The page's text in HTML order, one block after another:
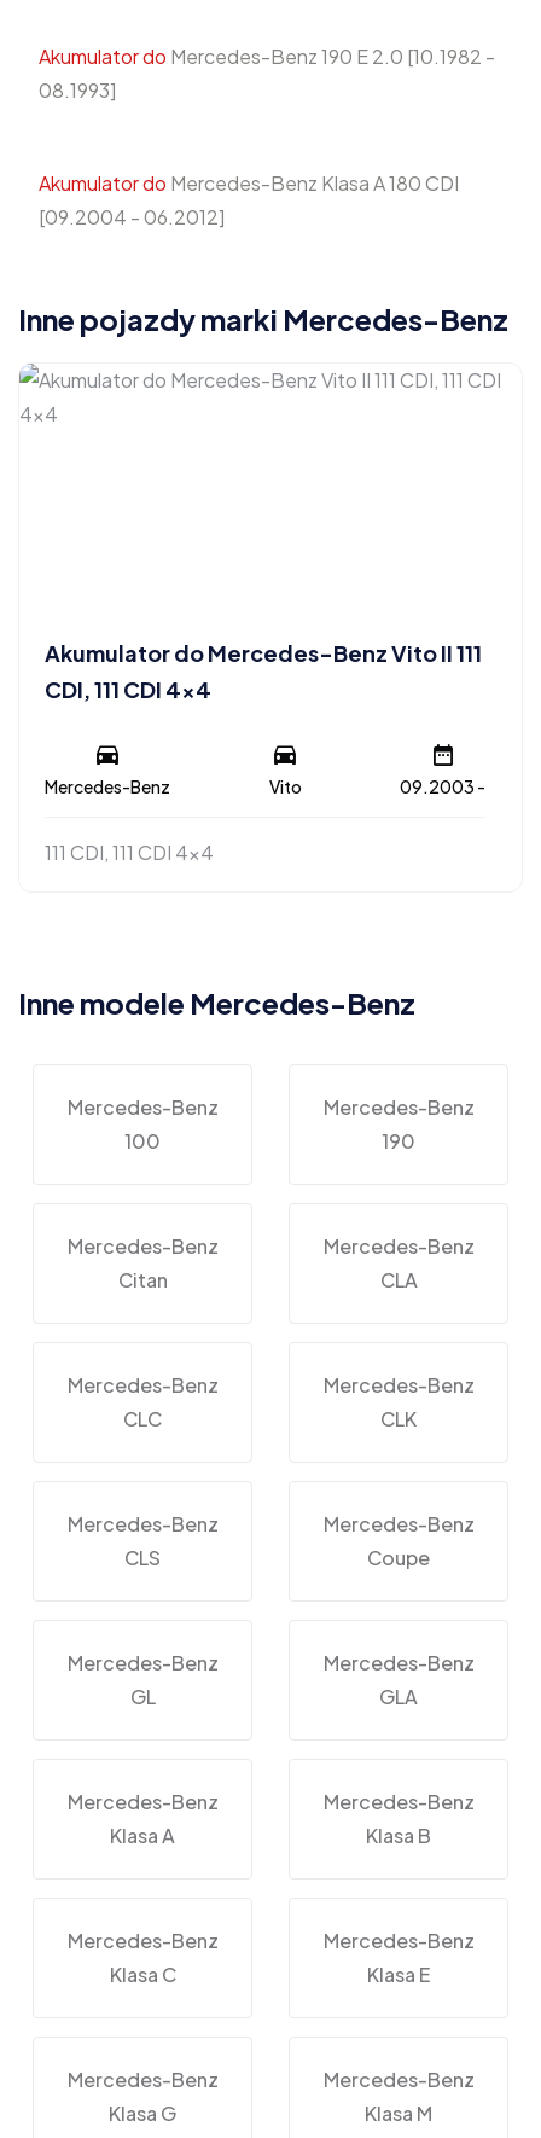
Akumulator do Mercedes-Benz 190 E 2.0 [10.1982 -
08.1993]
Akumulator do Mercedes-Benz Klasa A 180 CDI
[09.2004 - 06.2012]
Inne pojazdy marki Mercedes-Benz
Akumulator do Mercedes-Benz Vito II 111
CDI, 111 CDI 4×4
Mercedes-Benz Vito 09.2003 -
111 CDI, 111 CDI 4x4
Inne modele Mercedes-Benz
Mercedes-Benz
100
Mercedes-Benz
190
Mercedes-Benz
Citan
Mercedes-Benz
CLA
Mercedes-Benz
CLC
Mercedes-Benz
CLK
Mercedes-Benz
CLS
Mercedes-Benz
Coupe
Mercedes-Benz
GL
Mercedes-Benz
GLA
Mercedes-Benz
Klasa A
Mercedes-Benz
Klasa B
Mercedes-Benz
Klasa C
Mercedes-Benz
Klasa E
Mercedes-Benz
Klasa G
Mercedes-Benz
Klasa M